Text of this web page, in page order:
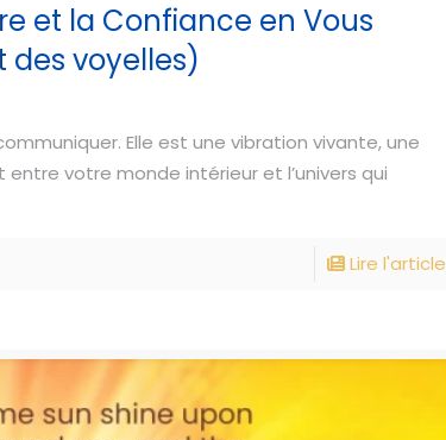
et la Confiance en Vous
voyelles)
Elle est une vibration vivante, une
votre monde intérieur et l’univers qui
Lire l'article